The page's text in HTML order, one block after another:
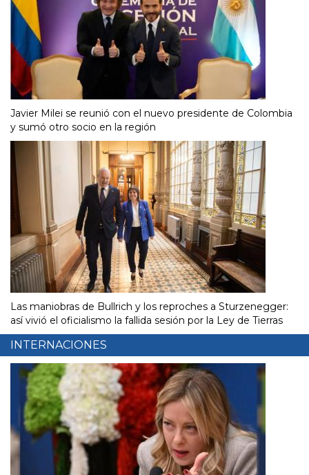
Javier Milei se reunió con el nuevo presidente de Colombia
y sumó otro socio en la región
Las maniobras de Bullrich y los reproches a Sturzenegger:
así vivió el oficialismo la fallida sesión por la Ley de Tierras
INTERNACIONES